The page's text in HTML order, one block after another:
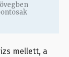
mellett, a